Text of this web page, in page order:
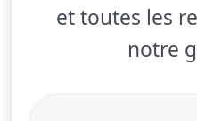
et toutes les
notre